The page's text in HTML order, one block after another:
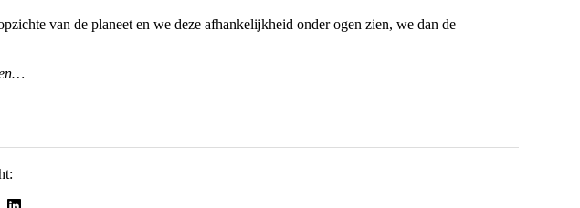
van de planeet en we deze afhankelijkheid onder ogen zien, we dan de